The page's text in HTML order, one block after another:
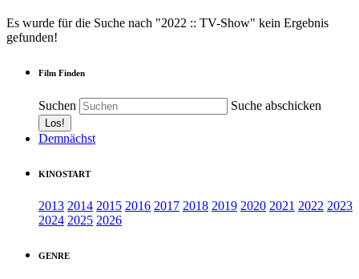
Es wurde für die Suche nach "2022 :: TV-Show" kein Ergebnis
gefunden!
Film Finden
Suchen Suche abschicken
Demnächst
KINOSTART
2013 2014 2015 2016 2017 2018 2019 2020 2021 2022 2023
2024 2025 2026
GENRE